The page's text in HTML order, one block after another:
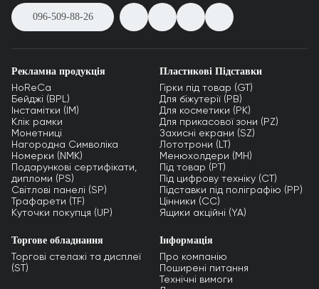
096-509-88-26
Рекламна продукція
HoReCa
Бейджі (BPL)
Інстамітки (IM)
Клік рамки
Монетниці
Нагородна Символіка
Номерки (NMK)
Подарункові сертифікати,
дипломи (PS)
Світлові панелі (SP)
Трафарети (TF)
Куточки покупця (UP)
Пластикові Підставки
Гірки під товар (GT)
Для біжутерії (PB)
Для косметики (PK)
Для прикасової зони (PZ)
Захисні екрани (SZ)
Лототрони (LT)
Менюхолдери (MH)
Під товар (PT)
Під цифрову техніку (CT)
Підставки під поліграфію (PP)
Цінники (СС)
Ящики акційні (YA)
Торгове обладнання
Торгові стелажі та дисплеї
(ST)
Інформація
Про компанію
Поширені питання
Технічні вимоги